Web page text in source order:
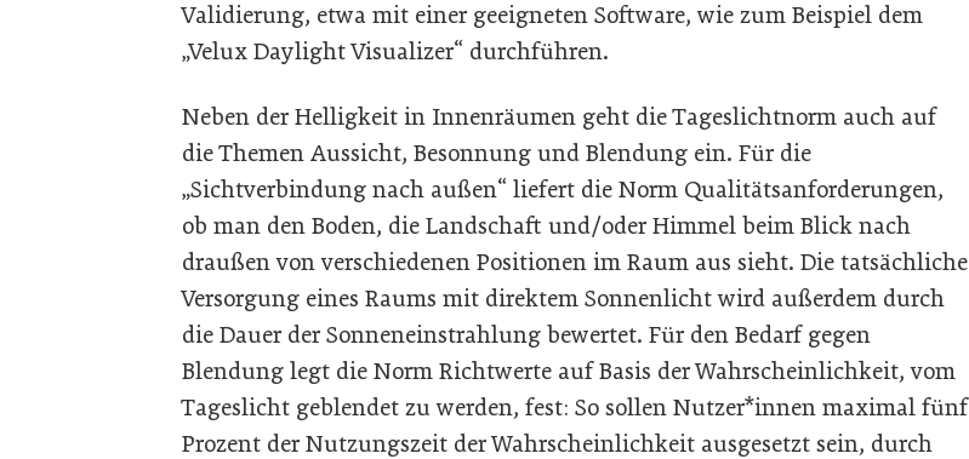
Validierung, etwa mit einer geeigneten Software, wie zum Beispiel dem
„Velux Daylight Visualizer“ durchführen.
Neben der Helligkeit in Innenräumen geht die Tageslichtnorm auch auf
die Themen Aussicht, Besonnung und Blendung ein. Für die
„Sichtverbindung nach außen“ liefert die Norm Qualitätsanforderungen,
ob man den Boden, die Landschaft und/oder Himmel beim Blick nach
draußen von verschiedenen Positionen im Raum aus sieht. Die tatsächliche
Versorgung eines Raums mit direktem Sonnenlicht wird außerdem durch
die Dauer der Sonneneinstrahlung bewertet. Für den Bedarf gegen
Blendung legt die Norm Richtwerte auf Basis der Wahrscheinlichkeit, vom
Tageslicht geblendet zu werden, fest: So sollen Nutzer*innen maximal fünf
Prozent der Nutzungszeit der Wahrscheinlichkeit ausgesetzt sein, durch